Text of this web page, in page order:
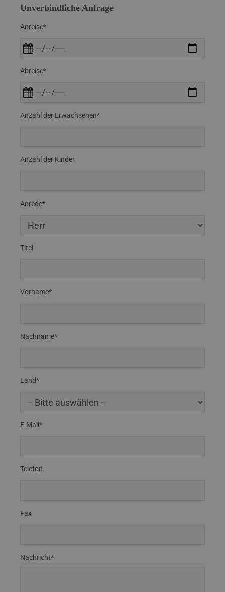
Unverbindliche Anfrage
Anreise*
Abreise*
Anzahl der Erwachsenen*
Anzahl der Kinder
Anrede*
Titel
Vorname*
Nachname*
Land*
E-Mail*
Telefon
Fax
Nachricht*